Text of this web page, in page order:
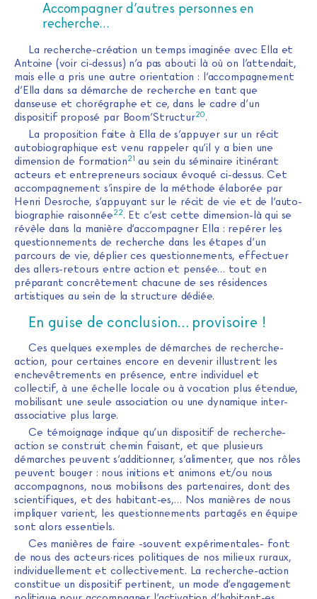
Accompagner d’autres personnes en
recherche…
La recherche-création un temps imaginée avec Ella et
Antoine (voir ci-dessus) n’a pas abouti là où on l’attendait,
mais elle a pris une autre orientation : l’accompagnement
d’Ella dans sa démarche de recherche en tant que
danseuse et chorégraphe et ce, dans le cadre d’un
dispositif proposé par Boom’Structur20.
La proposition faite à Ella de s’appuyer sur un récit
autobiographique est venu rappeler qu’il y a bien une
dimension de formation21 au sein du séminaire itinérant
acteurs et entrepreneurs sociaux évoqué ci-dessus. Cet
accompagnement s’inspire de la méthode élaborée par
Henri Desroche, s’appuyant sur le récit de vie et de l’auto-
biographie raisonnée22. Et c’est cette dimension-là qui se
révèle dans la manière d’accompagner Ella : repérer les
questionnements de recherche dans les étapes d’un
parcours de vie, déplier ces questionnements, effectuer
des allers-retours entre action et pensée… tout en
préparant concrètement chacune de ses résidences
artistiques au sein de la structure dédiée.
En guise de conclusion… provisoire !
Ces quelques exemples de démarches de recherche-
action, pour certaines encore en devenir illustrent les
enchevêtrements en présence, entre individuel et
collectif, à une échelle locale ou à vocation plus étendue,
mobilisant une seule association ou une dynamique inter-
associative plus large.
Ce témoignage indique qu’un dispositif de recherche-
action se construit chemin faisant, et que plusieurs
démarches peuvent s’additionner, s’alimenter, que nos rôles
peuvent bouger : nous initions et animons et/ou nous
accompagnons, nous mobilisons des partenaires, dont des
scientifiques, et des habitant-es,… Nos manières de nous
impliquer varient, les questionnements partagés en équipe
sont alors essentiels.
Ces manières de faire -souvent expérimentales- font
de nous des acteurs·rices politiques de nos milieux ruraux,
individuellement et collectivement. La recherche-action
constitue un dispositif pertinent, un mode d’engagement